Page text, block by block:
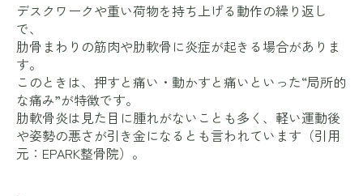
デスクワークや重い荷物を持ち上げる動作の繰り返し
で、
肋骨まわりの筋肉や肋軟骨に炎症が起きる場合がありま
す。
このときは、押すと痛い・動かすと痛いといった“局所的
な痛み”が特徴です。
肋軟骨炎は見た目に腫れがないことも多く、軽い運動後
や姿勢の悪さが引き金になるとも言われています（引用
元： EPARK整骨院）。